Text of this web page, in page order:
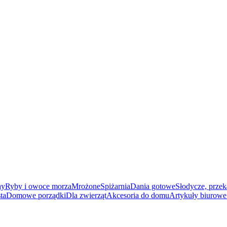
Ryby i owoce morzaMrożoneSpiżarniaDania gotoweSłodycze,
Domowe porządkiDla zwierzątAkcesoria do domuArtykuły